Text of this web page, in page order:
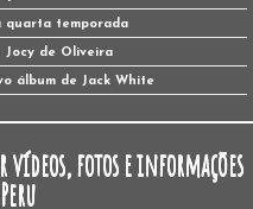
quarta temporada
Jocy de Oliveira
álbum de Jack White
vídeos, fotos e informações